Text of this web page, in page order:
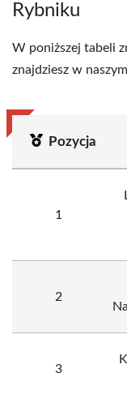
Rybniku
W poniższej tabeli
znajdziesz w
Pozycja
1
2
3